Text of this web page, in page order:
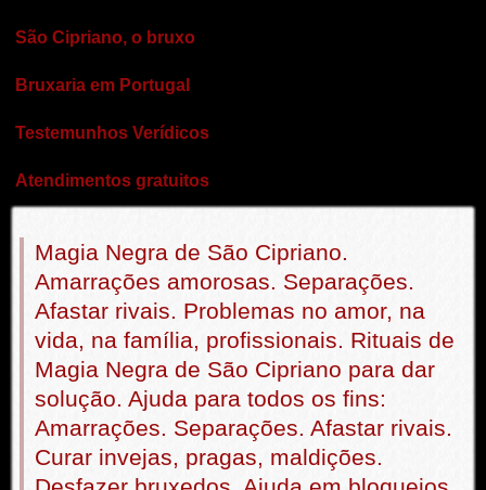
São Cipriano, o bruxo
Bruxaria em Portugal
Testemunhos Verídicos
Atendimentos gratuitos
Magia Negra de São Cipriano.
Amarrações amorosas. Separações.
Afastar rivais. Problemas no amor, na
vida, na família, profissionais. Rituais de
Magia Negra de São Cipriano para dar
solução. Ajuda para todos os fins:
Amarrações. Separações. Afastar rivais.
Curar invejas, pragas, maldições.